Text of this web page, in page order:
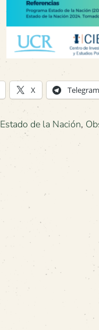
X Telegram
Estado de la Nación,